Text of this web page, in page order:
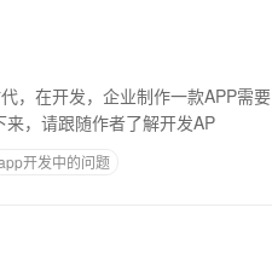
，在开发，企业制作一款APP需要
人还是不清楚。接下来，请跟随作者了解开发AP
开发中的问题